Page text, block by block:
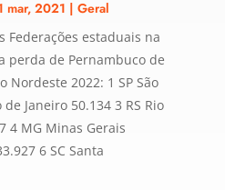
mar, 2021 | Geral
Federações estaduais na
perda de Pernambuco de
Nordeste 2022: 1 SP São
de Janeiro 50.134 3 RS Rio
4 MG Minas Gerais
6 SC Santa